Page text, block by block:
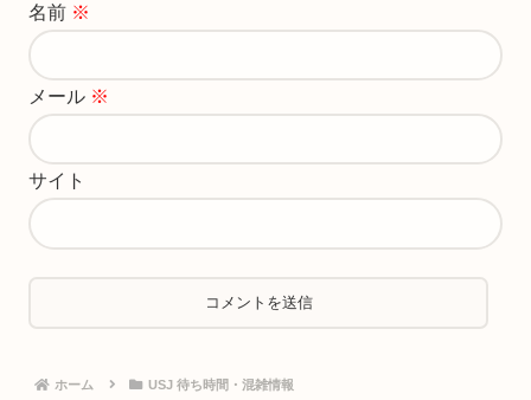
名前 ※
メール ※
サイト
ホーム USJ 待ち時間・混雑情報